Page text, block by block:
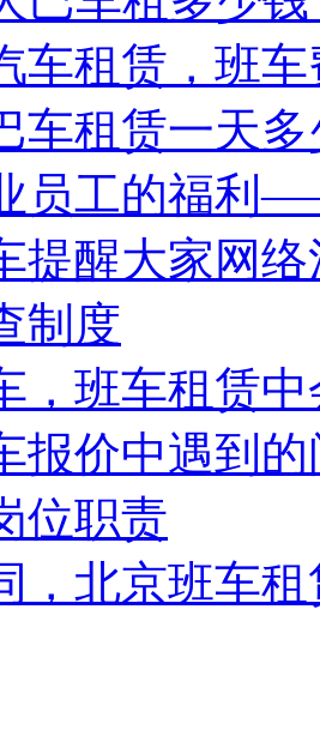
车租赁，班
车租赁一天
员工的福利
提醒大家网
制度
，班车租赁
报价中遇到的
位职责
，北京班车